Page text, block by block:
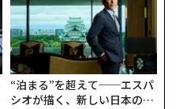
“泊まる”を超えて──エスパ
シオが描く、新しい日本のラ